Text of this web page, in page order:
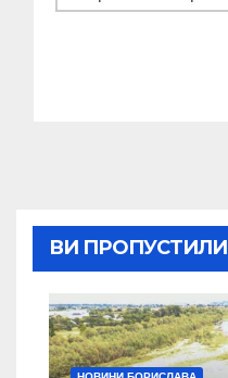
ВИ ПРОПУСТИЛИ